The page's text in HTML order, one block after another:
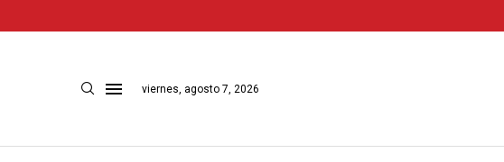
viernes, agosto 7, 2026